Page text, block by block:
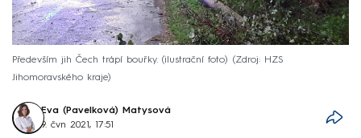
Především jih Čech trápí bouřky. (ilustrační foto)
Zdroj: HZS
Jihomoravského kraje
Eva (Pavelková) Matysová
9. čvn 2021, 17:51